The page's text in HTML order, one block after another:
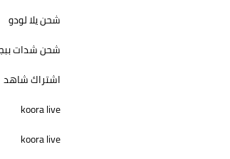
شحن يلا لودو
شحن شدات
اشتراك شاهد
koora live
koora live